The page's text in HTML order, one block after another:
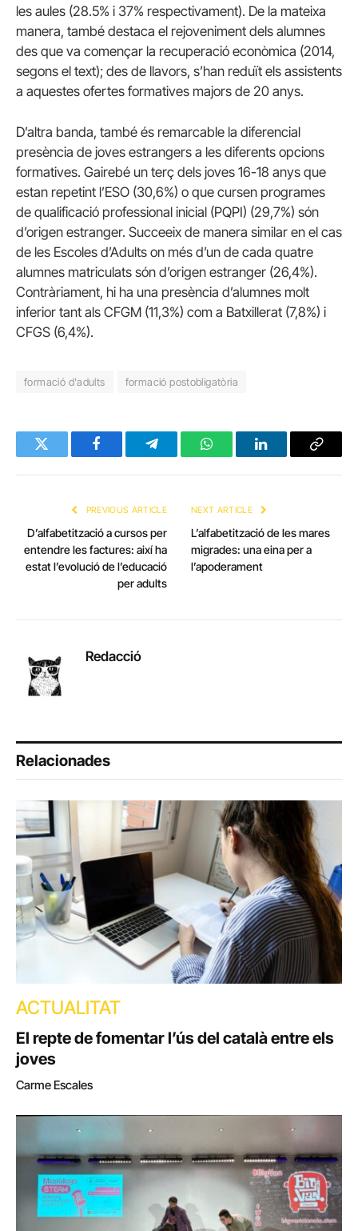
les aules (28.5% i 37% respectivament). De la mateixa
manera, també destaca el rejoveniment dels alumnes
des que va començar la recuperació econòmica (2014,
segons el text); des de llavors, s’han reduït els assistents
a aquestes ofertes formatives majors de 20 anys.
D’altra banda, també és remarcable la diferencial
presència de joves estrangers a les diferents opcions
formatives. Gairebé un terç dels joves 16-18 anys que
estan repetint l’ESO (30,6%) o que cursen programes
de qualificació professional inicial (PQPI) (29,7%) són
d’origen estranger. Succeeix de manera similar en el cas
de les Escoles d’Adults on més d’un de cada quatre
alumnes matriculats són d’origen estranger (26,4%).
Contràriament, hi ha una presència d’alumnes molt
inferior tant als CFGM (11,3%) com a Batxillerat (7,8%) i
CFGS (6,4%).
formació d'adults formació postobligatòria
Twitter FacebookTelegramWhatsAppLinkedInCopy
PREVIOUS ARTICLE
D’alfabetització a cursos per
entendre les factures: així ha
estat l’evolució de l’educació
per adults
NEXT ARTICLE
L’alfabetització de les mares
migrades: una eina per a
l’apoderament
Redacció
Relacionades
ACTUALITAT
El repte de fomentar l’ús del català entre els
joves
Carme Escales